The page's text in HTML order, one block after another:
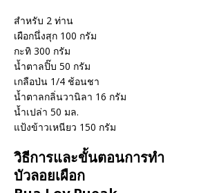
สำหรับ 2 ท่าน
เผือกนึ่งสุก 100 กรัม
กะทิ 300 กรัม
น้ำตาลปิ๊บ 50 กรัม
เกลือป่น 1/4 ช้อนชา
น้ำตาลกลิ่นวานิลา 16 กรัม
น้ำเปล่า 50 มล.
แป้งข้าวเหนียว 150 กรัม
วิธีการและขั้นตอนการทำ
บัวลอยเผือก